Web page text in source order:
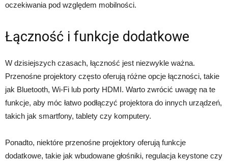
oczekiwania pod względem mobilności.
Łączność i funkcje dodatkowe
W dzisiejszych czasach, łączność jest niezwykle ważna.
Przenośne projektory często oferują różne opcje łączności, takie
jak Bluetooth, Wi-Fi lub porty HDMI. Warto zwrócić uwagę na te
funkcje, aby móc łatwo podłączyć projektora do innych urządzeń,
takich jak smartfony, tablety czy komputery.
Ponadto, niektóre przenośne projektory oferują funkcje
dodatkowe, takie jak wbudowane głośniki, regulacja keystone czy